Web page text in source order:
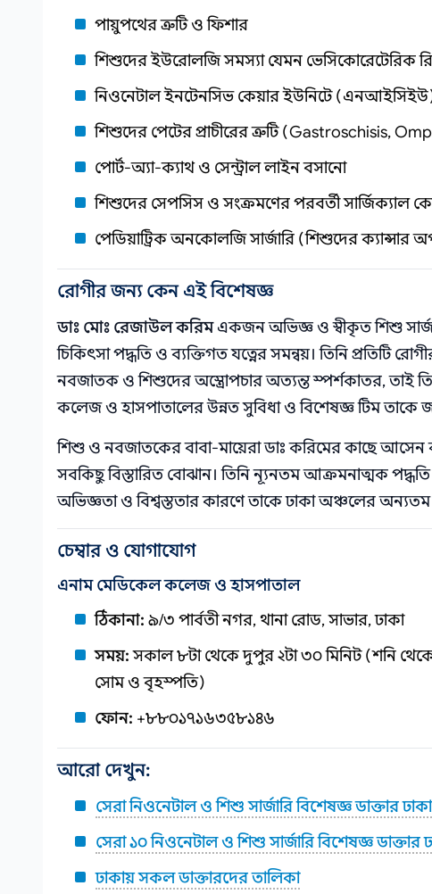
পায়ুপথের ত্রুটি ও ফিশার
শিশুদের ইউরোলজি সমস্যা যেমন ভেসিকোরেটেরিক
নিওনেটাল ইনটেনসিভ কেয়ার ইউনিটে (এনআইসিইউ)
শিশুদের পেটের প্রাচীরের ত্রুটি (Gastroschisis,
পোর্ট-অ্যা-ক্যাথ ও সেন্ট্রাল লাইন বসানো
শিশুদের সেপসিস ও সংক্রমণের পরবর্তী সার্জিক্যাল
পেডিয়াট্রিক অনকোলজি সার্জারি (শিশুদের ক্যান্সার
রোগীর জন্য কেন এই বিশেষজ্ঞ
ডাঃ মোঃ রেজাউল করিমএকজন অভিজ্ঞ ও স্বীকৃত শিশু
চিকিৎসা পদ্ধতি ও ব্যক্তিগত যত্নের সমন্বয়। তিনি প্রতিটি
নবজাতক ও শিশুদের অস্ত্রোপচার অত্যন্ত স্পর্শকাতর, তাই
কলেজ ও হাসপাতালের উন্নত সুবিধা ও বিশেষজ্ঞ টিম তাকে
শিশু ও নবজাতকের বাবা-মায়েরা ডাঃ করিমের কাছে
সবকিছু বিস্তারিত বোঝান। তিনি ন্যূনতম আক্রমনাত্মক
অভিজ্ঞতা ও বিশ্বস্ততার কারণে তাকে ঢাকা অঞ্চলের অন্যতম
চেম্বার ও যোগাযোগ
এনাম মেডিকেল কলেজ ও হাসপাতাল
ঠিকানা: ৯/৩ পার্বতী নগর, থানা রোড, সাভার, ঢাকা
সময়:সকাল ৮টা থেকে দুপুর ২টা ৩০ মিনিট (শনি
সোম ও বৃহস্পতি)
ফোন: +৮৮০১৭১৬৩৫৮১৪৬
আরো দেখুন:
সেরা নিওনেটাল ও শিশু সার্জারি বিশেষজ্ঞ ডাক্তার ঢাকা
সেরা ১০ নিওনেটাল ও শিশু সার্জারি বিশেষজ্ঞ ডাক্তার
ঢাকায় সকল ডাক্তারদের তালিকা